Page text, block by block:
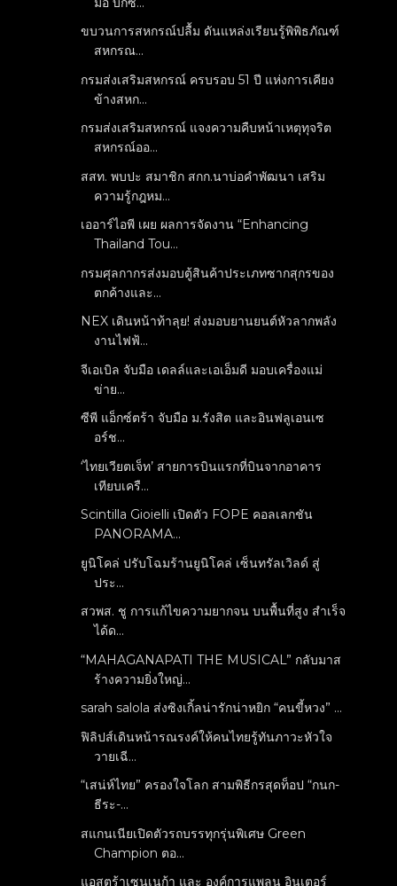
ขบวนการสหกรณ์ปลื้ม ดันแหล่งเรียนรู้พิพิธภัณฑ์
สหกรณ...
กรมส่งเสริมสหกรณ์ ครบรอบ 51 ปี แห่งการเคียง
ข้างสหก...
กรมส่งเสริมสหกรณ์ แจงความคืบหน้าเหตุทุจริต
สหกรณ์ออ...
สสท. พบปะ สมาชิก สกก.นาบ่อคำพัฒนา เสริม
ความรู้กฎหม...
เออาร์ไอพี เผย ผลการจัดงาน “Enhancing
Thailand Tou...
กรมศุลกากรส่งมอบตู้สินค้าประเภทซากสุกรของ
ตกค้างและ...
NEX เดินหน้าท้าลุย! ส่งมอบยานยนต์หัวลากพลัง
งานไฟฟ้...
จีเอเบิล จับมือ เดลล์และเอเอ็มดี มอบเครื่องแม่
ข่าย...
ซีพี แอ็กซ์ตร้า จับมือ ม.รังสิต และอินฟลูเอนเซ
อร์ช...
‘ไทยเวียตเจ็ท’ สายการบินแรกที่บินจากอาคาร
เทียบเครื...
Scintilla Gioielli เปิดตัว FOPE คอลเลกชัน
PANORAMA...
ยูนิโคล่ ปรับโฉมร้านยูนิโคล่ เซ็นทรัลเวิลด์ สู่
ประ...
สวพส. ชู การแก้ไขความยากจน บนพื้นที่สูง สำเร็จ
ได้ด...
“MAHAGANAPATI THE MUSICAL” กลับมาส
ร้างความยิ่งใหญ่...
sarah salola ส่งซิงเกิ้ลน่ารักน่าหยิก “คนขี้หวง” ...
ฟิลิปส์เดินหน้ารณรงค์ให้คนไทยรู้ทันภาวะหัวใจ
วายเฉี...
“เสน่ห์ไทย” ครองใจโลก สามพิธีกรสุดท็อป “กนก-
ธีระ-...
สแกนเนียเปิดตัวรถบรรทุกรุ่นพิเศษ Green
Champion ตอ...
แอสตร้าเซนเนก้า และ องค์การแพลน อินเตอร์